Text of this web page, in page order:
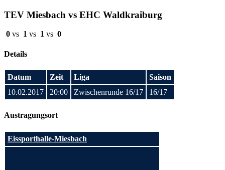
TEV Miesbach vs EHC Waldkraiburg
0 vs 1 vs 1 vs 0
Details
Datum Zeit Liga
Saison
10.02.2017
20:00 Zwischenrunde 16/17 16/17
Austragungsort
Eissporthalle-Miesbach